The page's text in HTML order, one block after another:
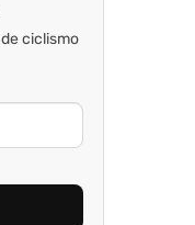
ciclismo